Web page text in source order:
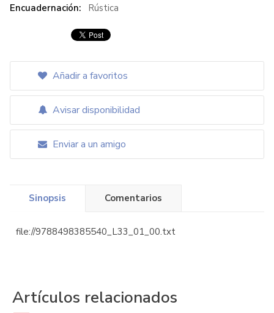
Encuadernación:
Rústica
Añadir a favoritos
Avisar disponibilidad
Enviar a un amigo
Sinopsis Comentarios
file://9788498385540_L33_01_00.txt
Artículos relacionados